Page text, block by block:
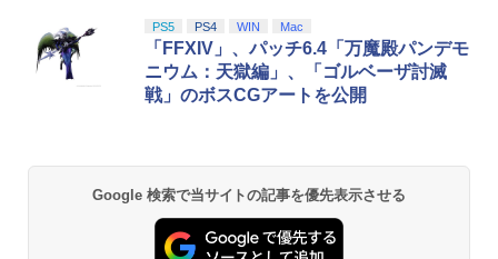
PS5 PS4 WIN Mac
「FFXIV」、パッチ6.4「万魔殿パンデモ
ニウム：天獄編」、「ゴルベーザ討滅
戦」のボスCGアートを公開
Google 検索で当サイトの記事を優先表示させる